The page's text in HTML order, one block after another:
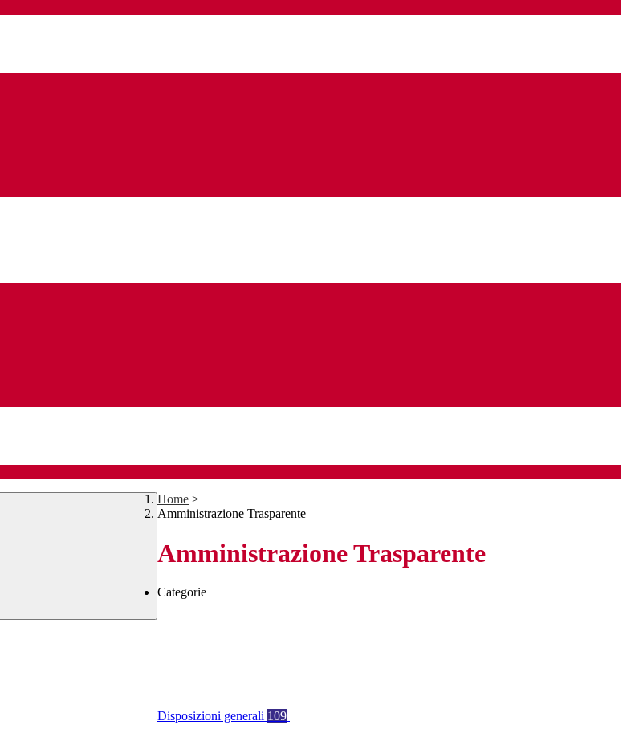
Home >
Amministrazione Trasparente
Amministrazione Trasparente
Categorie
Disposizioni generali 109